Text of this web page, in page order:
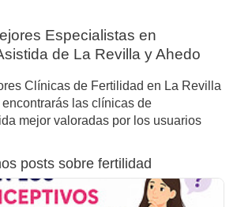
Especialistas en
de La Revilla y Ahedo
Clínicas de Fertilidad en La Revilla
las clínicas de
mejor valoradas por los usuarios
posts sobre fertilidad